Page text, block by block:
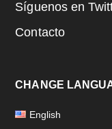
Síguenos en
Contacto
CHANGE
English